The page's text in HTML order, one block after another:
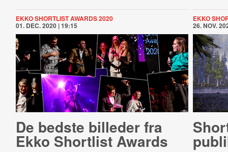
EKKO SHORTLIST AWARDS 2020
01. DEC. 2020 | 19:15
De bedste billeder fra
Ekko Shortlist Awards
EKKO
26. NOV.